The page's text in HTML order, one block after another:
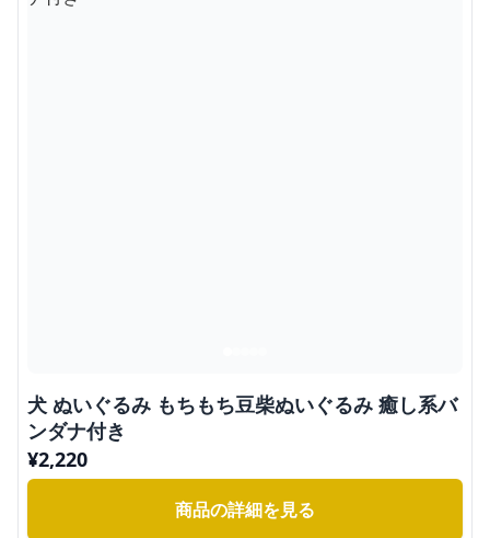
犬 ぬいぐるみ もちもち豆柴ぬいぐるみ 癒し系バ
ンダナ付き
¥2,220
商品の詳細を見る